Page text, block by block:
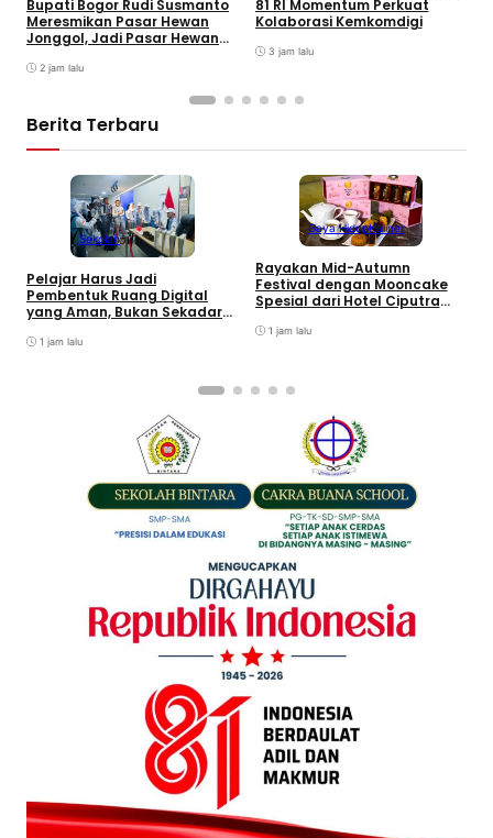
Bupati Bogor Rudi Susmanto
Meresmikan Pasar Hewan
Jonggol, Jadi Pasar Hewan
2 jam lalu
81 RI Momentum Perkuat
Kolaborasi Kemkomdigi
3 jam lalu
Berita Terbaru
Sekolah
Pelajar Harus Jadi
Pembentuk Ruang Digital
yang Aman, Bukan Sekadar
1 jam lalu
Gaya HidupKuliner
Rayakan Mid-Autumn
Festival dengan Mooncake
Spesial dari Hotel Ciputra
1 jam lalu